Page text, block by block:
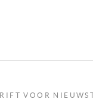
VOOR